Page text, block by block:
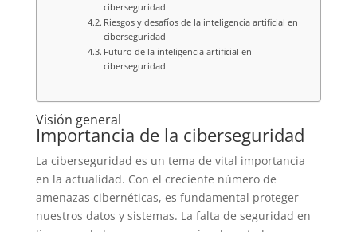
ciberseguridad
Riesgos y desafíos de la inteligencia artificial en
ciberseguridad
Futuro de la inteligencia artificial en
ciberseguridad
Visión general
Importancia de la ciberseguridad
La ciberseguridad es un tema de vital importancia
en la actualidad. Con el creciente número de
amenazas cibernéticas, es fundamental proteger
nuestros datos y sistemas. La falta de seguridad en